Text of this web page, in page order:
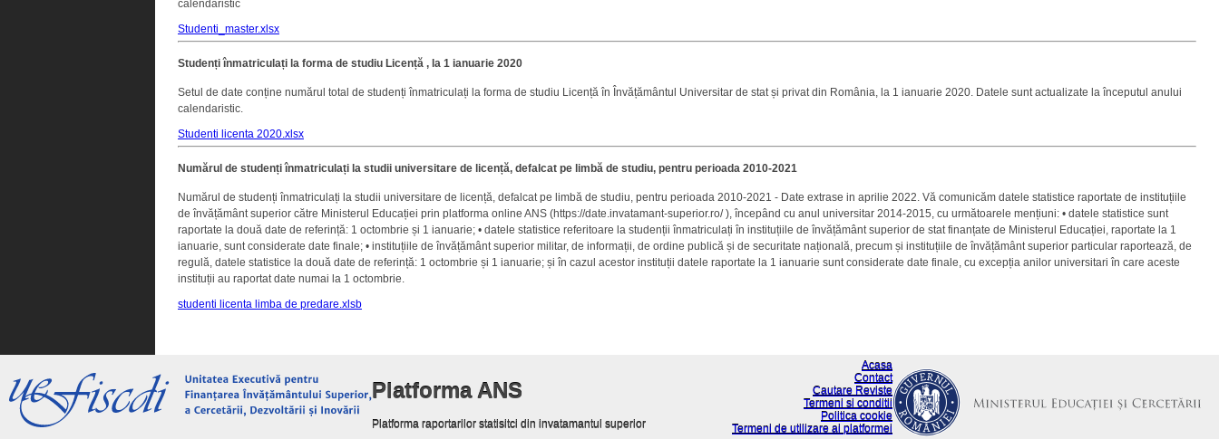
calendaristic
Studenti_master.xlsx
Studenți înmatriculați la forma de studiu Licență , la 1 ianuarie 2020
Setul de date conține numărul total de studenți înmatriculați la forma de studiu Licență în Învățământul Universitar de stat și privat din România, la 1 ianuarie 2020. Datele sunt actualizate la începutul anului
calendaristic.
Studenti licenta 2020.xlsx
Numărul de studenți înmatriculați la studii universitare de licență, defalcat pe limbă de studiu, pentru perioada 2010-2021
Numărul de studenți înmatriculați la studii universitare de licență, defalcat pe limbă de studiu, pentru perioada 2010-2021 - Date extrase in aprilie 2022. Vă comunicăm datele statistice raportate de instituțiile
de învățământ superior către Ministerul Educației prin platforma online ANS (https://date.invatamant-superior.ro/ ), începând cu anul universitar 2014-2015, cu următoarele mențiuni: • datele statistice sunt
raportate la două date de referință: 1 octombrie și 1 ianuarie; • datele statistice referitoare la studenții înmatriculați în instituțiile de învățământ superior de stat finanțate de Ministerul Educației, raportate la 1
ianuarie, sunt considerate date finale; • instituțiile de învățământ superior militar, de informații, de ordine publică și de securitate națională, precum și instituțiile de învățământ superior particular raportează, de
regulă, datele statistice la două date de referință: 1 octombrie și 1 ianuarie; și în cazul acestor instituții datele raportate la 1 ianuarie sunt considerate date finale, cu excepția anilor universitari în care aceste
instituții au raportat date numai la 1 octombrie.
studenti licenta limba de predare.xlsb
Platforma ANS
Platforma raportarilor statisitci din invatamantul superior
Acasa
Contact
Cautare Reviste
Termeni si conditii
Politica cookie
Termeni de utilizare ai platformei